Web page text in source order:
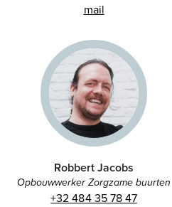
mail
Robbert Jacobs
Opbouwwerker Zorgzame buurten
+32 484 35 78 47